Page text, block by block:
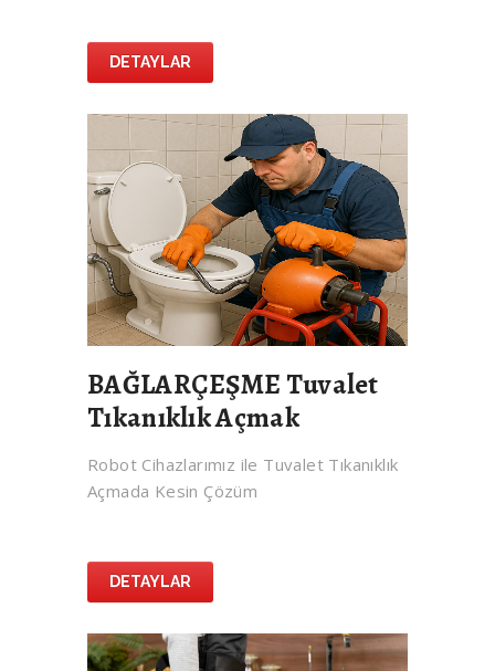
DETAYLAR
BAĞLARÇEŞME Tuvalet
Tıkanıklık Açmak
Robot Cihazlarımız ile Tuvalet Tıkanıklık
Açmada Kesin Çözüm
DETAYLAR